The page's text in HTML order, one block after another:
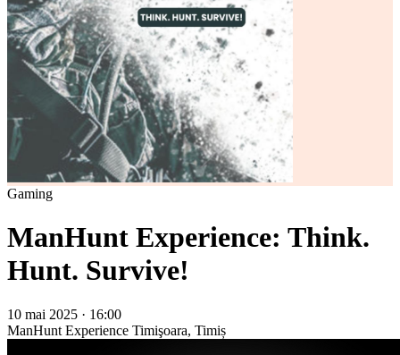
Gaming
ManHunt Experience: Think.
Hunt. Survive!
10 mai 2025 · 16:00
ManHunt Experience Timişoara, Timiș